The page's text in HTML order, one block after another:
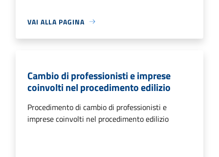
VAI ALLA PAGINA
Cambio di professionisti e imprese
coinvolti nel procedimento edilizio
Procedimento di cambio di professionisti e
imprese coinvolti nel procedimento edilizio